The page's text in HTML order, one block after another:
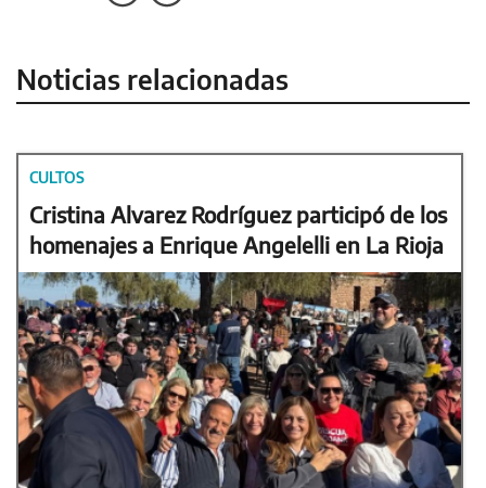
Noticias relacionadas
CULTOS
Cristina Alvarez Rodríguez participó de los
homenajes a Enrique Angelelli en La Rioja